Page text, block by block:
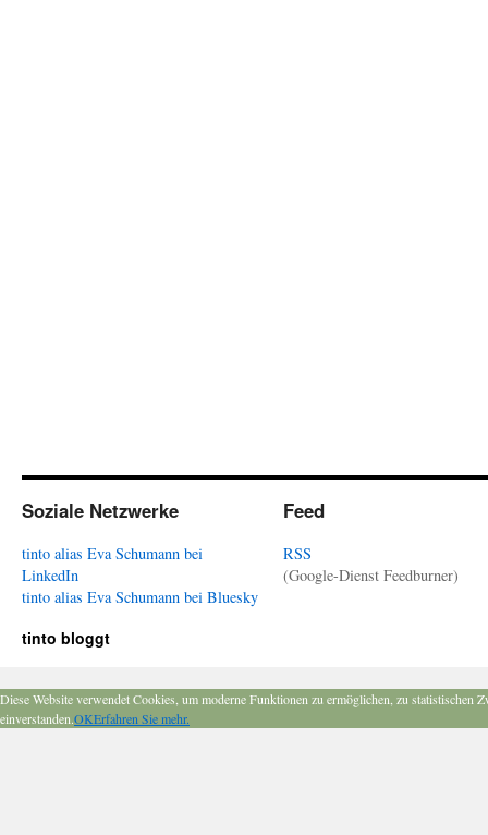
Soziale Netzwerke
tinto alias Eva Schumann bei
LinkedIn
tinto alias Eva Schumann bei Bluesky
Feed
RSS
(Google-Dienst Feedburner)
tinto bloggt
Diese Website verwendet Cookies, um moderne Funktionen zu ermöglichen, zu
einverstanden.OKErfahren Sie mehr.